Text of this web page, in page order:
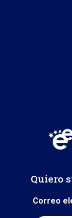
Quiero
Correo